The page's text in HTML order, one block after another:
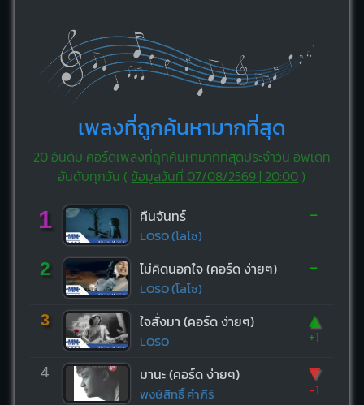
เพลงที่ถูกค้นหามากที่สุด
20 อันดับ คอร์ดเพลงที่ถูกค้นหามากที่สุดประจำวัน อัพเดท
อันดับทุกวัน ( ข้อมูลวันที่ 07/08/2569 | 20:00 )
1 คืนจันทร์
LOSO (โลโซ)
-
2 ไม่คิดนอกใจ (คอร์ด ง่ายๆ)
LOSO (โลโซ)
-
3 ใจสั่งมา (คอร์ด ง่ายๆ)
LOSO
▲
+1
4 มานะ (คอร์ด ง่ายๆ)
พงษ์สิทธิ์ คำภีร์
▼
-1